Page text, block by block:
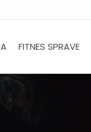
FITNES SPRAVE